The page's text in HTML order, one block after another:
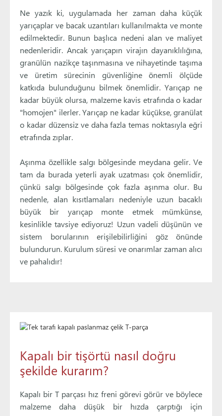
Ne yazık ki, uygulamada her zaman daha küçük
yarıçaplar ve bacak uzantıları kullanılmakta ve monte
edilmektedir. Bunun başlıca nedeni alan ve maliyet
nedenleridir. Ancak yarıçapın virajın dayanıklılığına,
granülün nazikçe taşınmasına ve nihayetinde taşıma
ve üretim sürecinin güvenliğine önemli ölçüde
katkıda bulunduğunu bilmek önemlidir. Yarıçap ne
kadar büyük olursa, malzeme kavis etrafında o kadar
"homojen" ilerler. Yarıçap ne kadar küçükse, granülat
o kadar düzensiz ve daha fazla temas noktasıyla eğri
etrafında zıplar.
Aşınma özellikle salgı bölgesinde meydana gelir. Ve
tam da burada yeterli ayak uzatması çok önemlidir,
çünkü salgı bölgesinde çok fazla aşınma olur. Bu
nedenle, alan kısıtlamaları nedeniyle uzun bacaklı
büyük bir yarıçap monte etmek mümkünse,
kesinlikle tavsiye ediyoruz! Uzun vadeli düşünün ve
sistem borularının erişilebilirliğini göz önünde
bulundurun. Kurulum süresi ve onarımlar zaman alıcı
ve pahalıdır!
Kapalı bir tişörtü nasıl doğru
şekilde kurarım?
Kapalı bir T parçası hız freni görevi görür ve böylece
malzeme daha düşük bir hızda çarptığı için